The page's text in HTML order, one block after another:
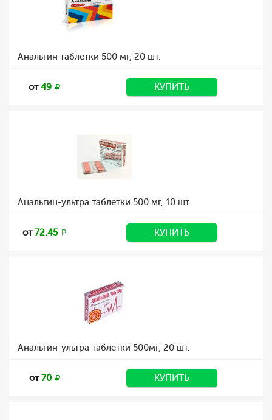
Анальгин таблетки 500 мг, 20 шт.
от49 КУПИТЬ
Анальгин-ультра таблетки 500 мг, 10 шт.
от72.45 КУПИТЬ
Анальгин-ультра таблетки 500мг, 20 шт.
от70 КУПИТЬ